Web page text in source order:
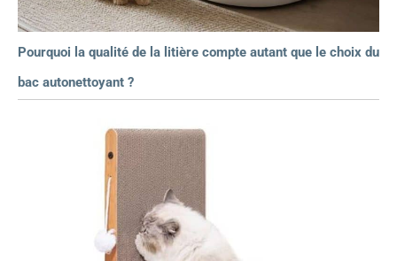
Pourquoi la qualité de la litière compte autant que le choix du
bac autonettoyant ?